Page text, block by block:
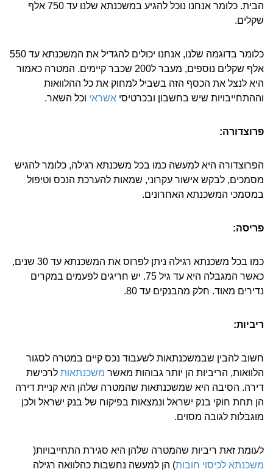
הבית. כלומר אנחנו נוכל להגיע במשכנתא שלנו עד 750 אלף
שקלים.
כלומר בדוגמה שלנו, אנחנו יכולים להגדיל את המשכנתא עד 550
אלף שקלים נוספים, מעבר ל200 שכבר קיימים. המטרה כאמור
היא לנצל את הכסף הזה בשביל למחוק את כל ההלוואות
וההתחייבויות שיש בחשבון ובכרטיסי אשראי וכל השאר.
פרוצדורה:
הפרוצדורה היא למעשה כמו בכל משכנתא רגילה, כלומר להגיש
מסמכים, לבקש אישור עקרוני, שמאות להערכת הנכס וטיפול
במסמכי המשכנתא האחרונים.
פריסה:
כמו בכל משכנתא רגילה ניתן לפרוס את המשכנתא עד 30 שנים,
כאשר המגבלה היא עד גיל 75. יש חריגים לפעמים במקרים
נדירים מאוד. חלק מהבנקים עד 80.
ריביות:
חשוב להבין שבמשכנתאות לשעבוד נכס קיים במטרה לסגור
הלוואות, הריביות הן יותר גבוהות מאשר משכנתאות לרכישת
דירה. הסיבה היא שמשכנתאות שהמטרה שלהן היא קניית דירה
הן תחת חוקי בנק ישראל ונמצאות בפיקוח של בנק ישראל ולכן
מוגבלות לגובה מסוים.
לעומת זאת ריביות שהמטרה שלהן היא סגירת התחייבויות(
משכנתא לכיסוי חובות) הן למעשה נחשבות כהלוואה רגילה